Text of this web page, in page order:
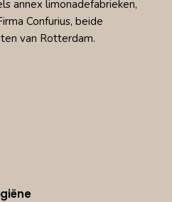
annex limonadefabrieken,
Confurius, beide
van Rotterdam.